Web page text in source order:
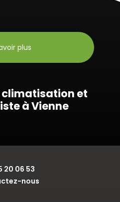
plus
climatisation et
à Vienne
20 06 53
nous